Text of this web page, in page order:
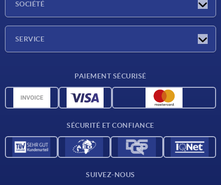
SOCIÉTÉ
SERVICE
Données CAO
PAIEMENT SÉCURISÉ
SÉCURITÉ ET CONFIANCE
SUIVEZ-NOUS